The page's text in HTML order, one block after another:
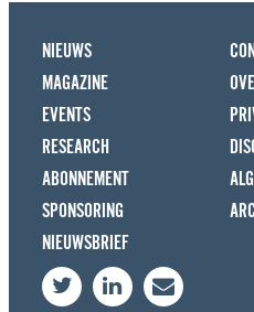
NIEUWS
MAGAZINE
EVENTS
RESEARCH
ABONNEMENT
SPONSORING
NIEUWSBRIEF